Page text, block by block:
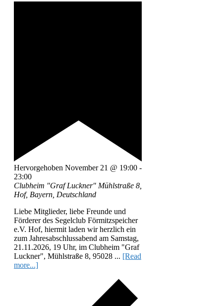
Hervorgehoben November 21 @ 19:00 -
23:00
Clubheim "Graf Luckner" Mühlstraße 8,
Hof, Bayern, Deutschland
Liebe Mitglieder, liebe Freunde und
Förderer des Segelclub Förmitzspeicher
e.V. Hof, hiermit laden wir herzlich ein
zum Jahresabschlussabend am Samstag,
21.11.2026, 19 Uhr, im Clubheim "Graf
Luckner", Mühlstraße 8, 95028 ... [Read
more...]